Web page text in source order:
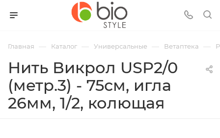
Главная — Каталог — Универсальные — Ветаптека —
Нить Викрол USP2/0
(метр.3) - 75см, игла
26мм, 1/2, колющая